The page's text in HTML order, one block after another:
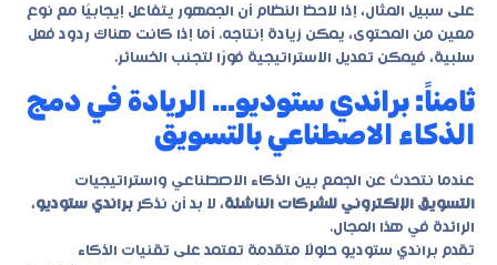
على سبيل المثال، إذا لاحظ النظام أن الجمهور يتفاعل إيجابيًا مع نوع
معين من المحتوى، يمكن زيادة إنتاجه. أما إذا كانت هناك ردود فعل
سلبية، فيمكن تعديل الاستراتيجية فورًا لتجنب الخسائر.
ثامناً: براندي ستوديو… الريادة في دمج
الذكاء الاصطناعي بالتسويق
عندما نتحدث عن الجمع بين الذكاء الاصطناعي واستراتيجيات
التسويق الإلكتروني للشركات الناشئة، لا بد أن نذكر براندي ستوديو،
الرائدة في هذا المجال.
تقدم براندي ستوديو حلولًا متقدمة تعتمد على تقنيات الذكاء